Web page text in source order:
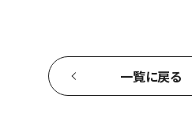
一覧に戻る